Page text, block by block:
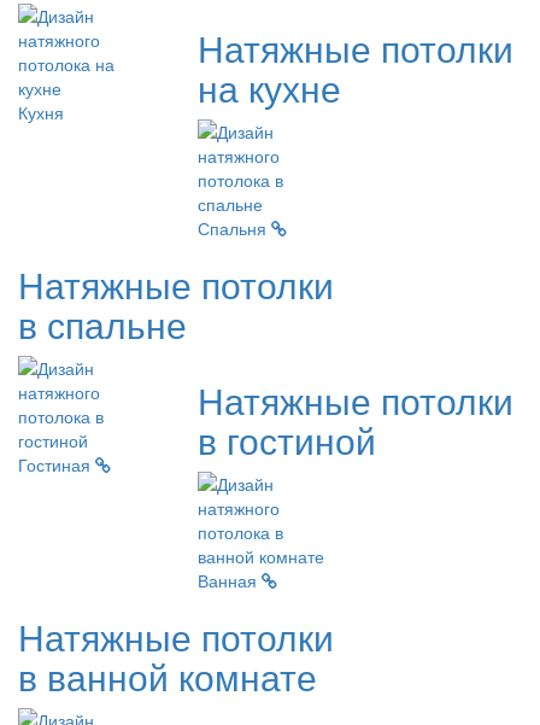
Кухня
Натяжные потолки
на кухне
Спальня
Натяжные потолки
в спальне
Гостиная
Натяжные потолки
в гостиной
Ванная
Натяжные потолки
в ванной комнате